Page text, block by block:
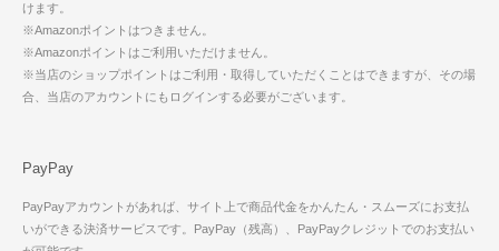
けます。
※Amazonポイントはつきません。
※Amazonポイントはご利用いただけません。
※当店のショップポイントはご利用・取得していただくことはできますが、その場
合、当店のアカウントにもログインする必要がございます。
PayPay
PayPayアカウントがあれば、サイト上で商品代金をかんたん・スムーズにお支払
いができる決済サービスです。PayPay（残高）、PayPayクレジットでのお支払い